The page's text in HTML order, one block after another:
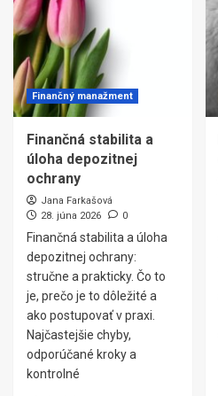
Finančný manažment
Finančná stabilita a
úloha depozitnej
ochrany
Jana Farkašová
28. júna 2026
0
Finančná stabilita a úloha
depozitnej ochrany:
stručne a prakticky. Čo to
je, prečo je to dôležité a
ako postupovať v praxi.
Najčastejšie chyby,
odporúčané kroky a
kontrolné